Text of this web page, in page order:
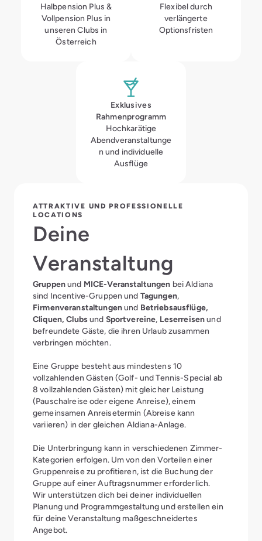
Halbpension Plus &
Vollpension Plus in
unseren Clubs in
Österreich
Flexibel durch
verlängerte
Optionsfristen
Exklusives
Rahmenprogramm
Hochkarätige
Abendveranstaltunge
n und individuelle
Ausflüge
ATTRAKTIVE UND PROFESSIONELLE
LOCATIONS
Deine
Veranstaltung
Gruppenund MICE-Veranstaltungen bei Aldiana
sind Incentive-Gruppen und Tagungen,
Firmenveranstaltungenund Betriebsausflüge,
Cliquen, Clubsund Sportvereine, Leserreisenund
befreundete Gäste, die ihren Urlaub zusammen
verbringen möchten.
Eine Gruppe besteht aus mindestens 10
vollzahlenden Gästen (Golf- und Tennis-Special ab
8 vollzahlenden Gästen) mit gleicher Leistung
(Pauschalreise oder eigene Anreise), einem
gemeinsamen Anreisetermin (Abreise kann
variieren) in der gleichen Aldiana-Anlage.
Die Unterbringung kann in verschiedenen Zimmer-
Kategorien erfolgen. Um von den Vorteilen einer
Gruppenreise zu profitieren, ist die Buchung der
Gruppe auf einer Auftragsnummer erforderlich.
Wir unterstützen dich bei deiner individuellen
Planung und Programmgestaltung und erstellen ein
für deine Veranstaltung maßgeschneidertes
Angebot.